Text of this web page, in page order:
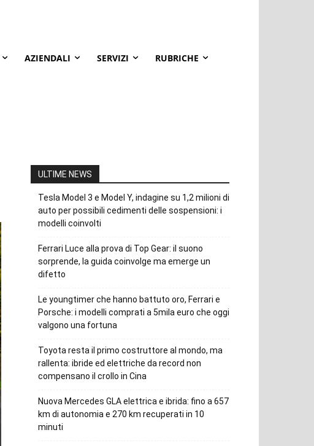
AZIENDALI SERVIZI RUBRICHE
ULTIME NEWS
Tesla Model 3 e Model Y, indagine su 1,2 milioni di
auto per possibili cedimenti delle sospensioni: i
modelli coinvolti
Ferrari Luce alla prova di Top Gear: il suono
sorprende, la guida coinvolge ma emerge un
difetto
Le youngtimer che hanno battuto oro, Ferrari e
Porsche: i modelli comprati a 5mila euro che oggi
valgono una fortuna
Toyota resta il primo costruttore al mondo, ma
rallenta: ibride ed elettriche da record non
compensano il crollo in Cina
Nuova Mercedes GLA elettrica e ibrida: fino a 657
km di autonomia e 270 km recuperati in 10
minuti